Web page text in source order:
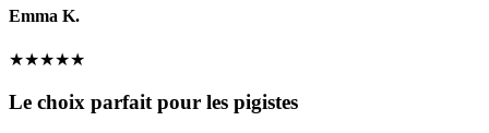
Emma K.
★★★★★
Le choix parfait pour les pigistes